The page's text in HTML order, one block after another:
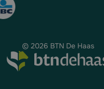
© 2026 BTN De Haas